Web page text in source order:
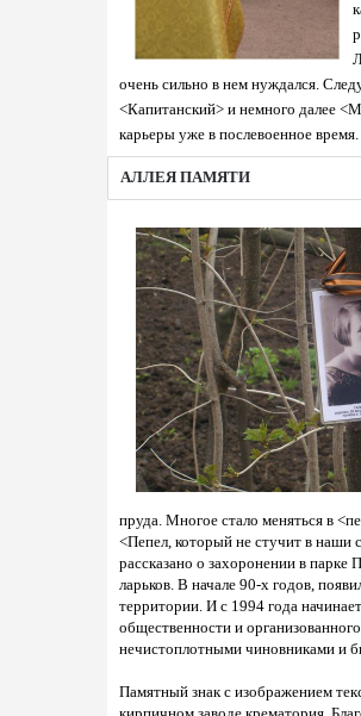
очень сильно в нем нуждался.
<Капитанский> и немного далее
карьеры уже в послевоенное время.
АЛЛЕЯ ПАМЯТИ
пруда. Многое стало меняться в
<Пепел, который не стучит в наши
рассказано о захоронении в
ларьков. В начале 90-х годов,
территории. И с 1994 года
общественности и
нечистоплотными чиновниками и
Памятный знак с изображением